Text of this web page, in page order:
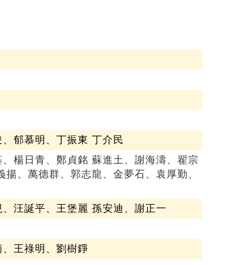
郁慕明、丁振東 丁介民
楊日青、鄭貞銘 蘇進土、謝海濤、翟宗
、萬德群、郭志龍、金夢石、袁厚勤、
汪誕平、王堡麗 孫安迪、謝正一
王祿明、劉樹錚